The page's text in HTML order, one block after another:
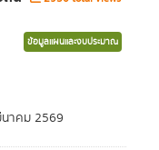
ข้อมูลแผนและงบประมาณ
าคม 2569